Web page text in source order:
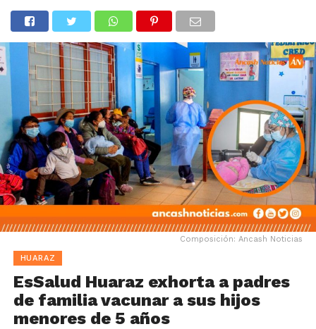
Composición: Ancash Noticias
HUARAZ
EsSalud Huaraz exhorta a padres
de familia vacunar a sus hijos
menores de 5 años